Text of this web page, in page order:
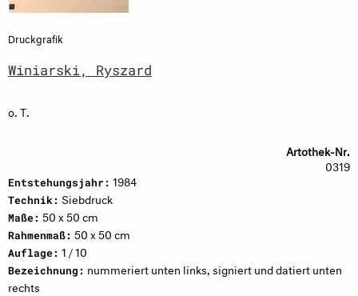
Druckgrafik
Winiarski, Ryszard
o. T.
Artothek-Nr.
0319
Entstehungsjahr: 1984
Technik: Siebdruck
Maße: 50 x 50 cm
Rahmenmaß: 50 x 50 cm
Auflage: 1 / 10
Bezeichnung: nummeriert unten links, signiert und datiert unten
rechts